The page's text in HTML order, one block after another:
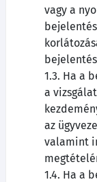
vagy a
1.3. Ha a
a
az
valamint
1.4. Ha a